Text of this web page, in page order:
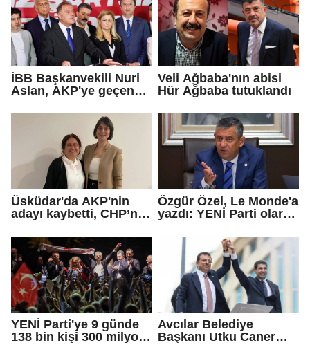
İBB Başkanvekili Nuri
Aslan, AKP'ye geçen
iddialarına yanıt verdi
Veli Ağbaba'nın abisi
Hür Ağbaba tutuklandı
Üsküdar'da AKP'nin
adayı kaybetti, CHP’nin
Çetinkaya Başkan
Vekili seçildi
Özgür Özel, Le Monde'a
yazdı: YENİ Parti olarak
öneriyoruz
YENİ Parti'ye 9 günde
138 bin kişi 300 milyon
Avcılar Belediye
Başkanı Utku Caner